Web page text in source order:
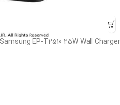
Samsung EP-T2510 25W Wall Charger